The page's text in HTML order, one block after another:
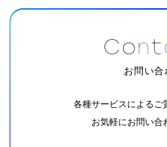
Cont
お問い合
各種サービスによるご
お気軽にお問い合